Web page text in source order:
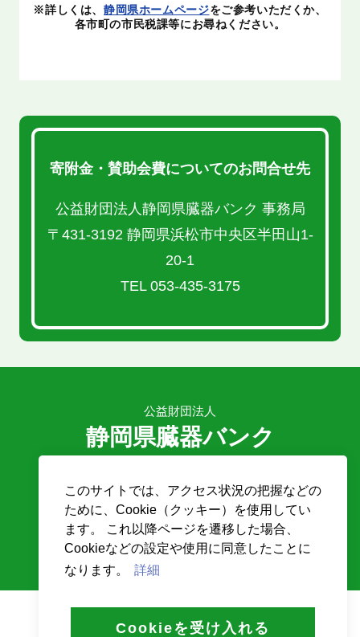
このサイトでは、アクセス状況の把握などの
ために、Cookie（クッキー）を使用してい
ます。 これ以降ページを遷移した場合、
Cookieなどの設定や使用に同意したことに
なります。
詳細
Cookieを受け入れる
※詳しくは、静岡県ホームページをご参考いただくか、
各市町の市民税課等にお尋ねください。
寄附金・賛助会費についてのお問合せ先
公益財団法人静岡県臓器バンク 事務局
〒431-3192 静岡県浜松市中央区半田山1-
20-1
TEL 053-435-3175
公益財団法人
静岡県臓器バンク
静岡県浜松市中央区半田山1-20-1
浜松医大付属病院内
TEL053-435-3175 /
FAX053-431-0508
© SHIZUOKA ZOKI BANK